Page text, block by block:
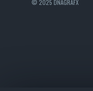
© 2025 DNAGRAFX